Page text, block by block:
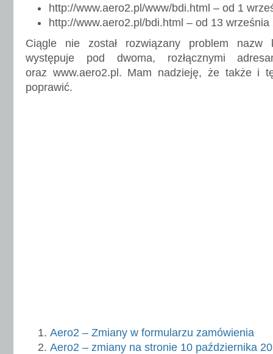
http://www.aero2.pl/www/bdi.html – od 1
http://www.aero2.pl/bdi.html – od 13 września
Ciągle nie został rozwiązany problem nazw
występuje pod dwoma, rozłącznymi
oraz www.aero2.pl. Mam nadzieję, że także i
poprawić.
Aero2 – Zmiany w formularzu zamówienia
Aero2 – zmiany na stronie 10 października